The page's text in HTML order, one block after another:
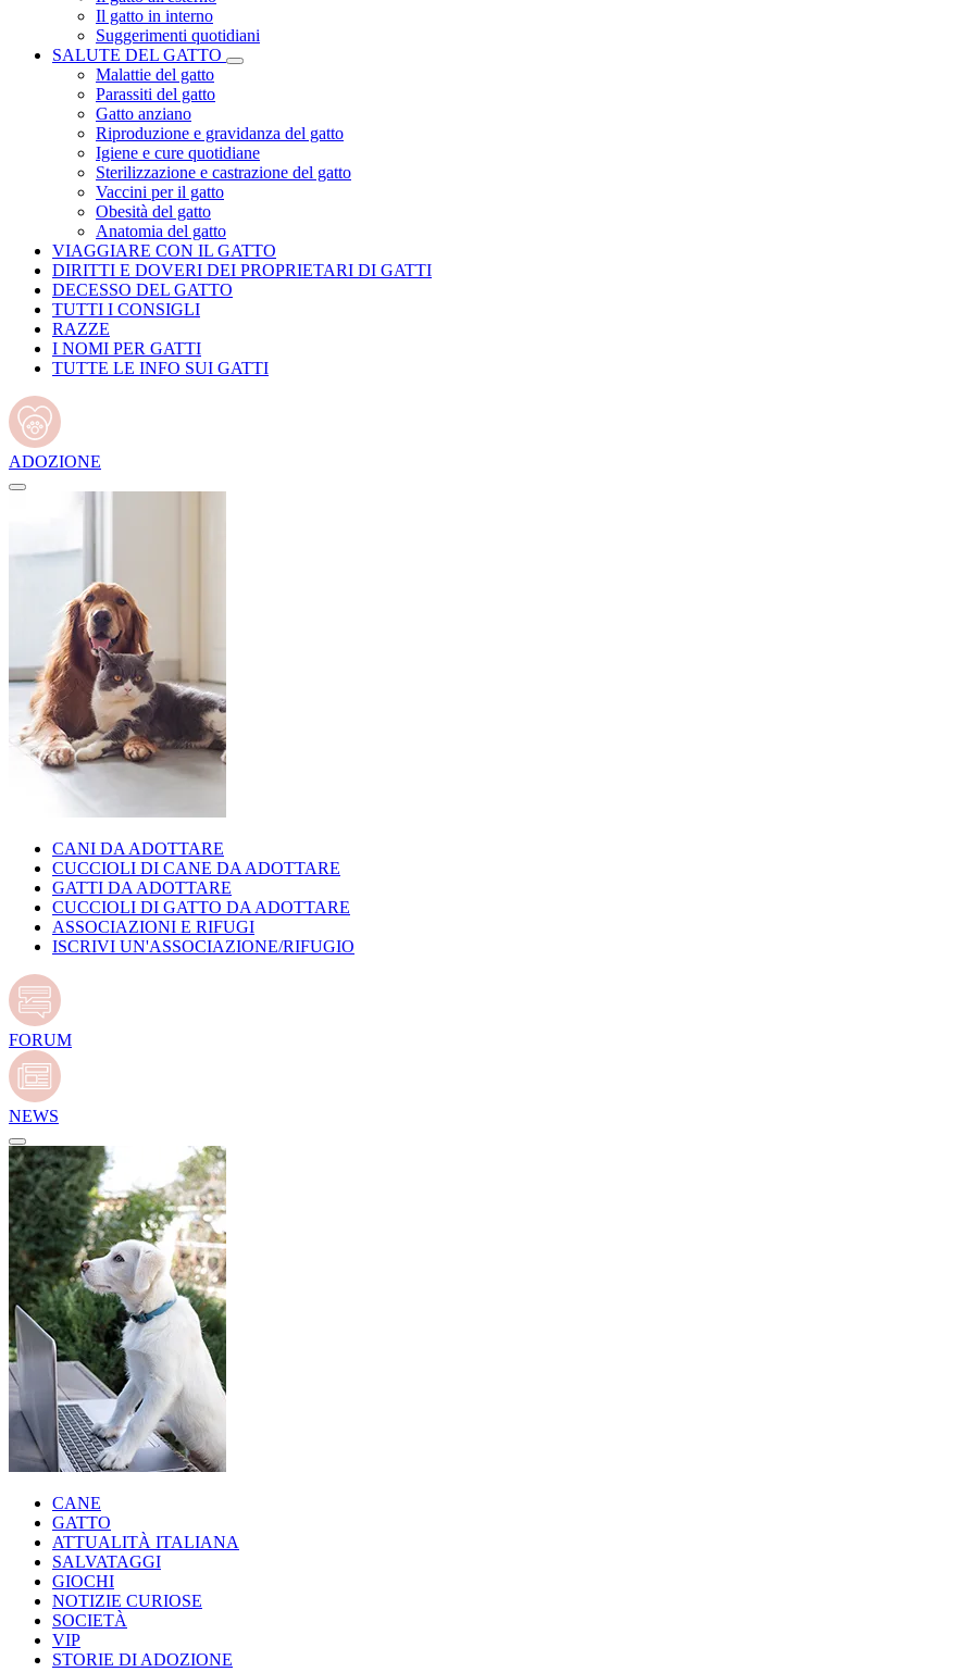
Il gatto in interno
Suggerimenti quotidiani
SALUTE DEL GATTO
Malattie del gatto
Parassiti del gatto
Gatto anziano
Riproduzione e gravidanza del gatto
Igiene e cure quotidiane
Sterilizzazione e castrazione del gatto
Vaccini per il gatto
Obesità del gatto
Anatomia del gatto
VIAGGIARE CON IL GATTO
DIRITTI E DOVERI DEI PROPRIETARI DI GATTI
DECESSO DEL GATTO
TUTTI I CONSIGLI
RAZZE
I NOMI PER GATTI
TUTTE LE INFO SUI GATTI
ADOZIONE
CANI DA ADOTTARE
CUCCIOLI DI CANE DA ADOTTARE
GATTI DA ADOTTARE
CUCCIOLI DI GATTO DA ADOTTARE
ASSOCIAZIONI E RIFUGI
ISCRIVI UN'ASSOCIAZIONE/RIFUGIO
FORUM
NEWS
CANE
GATTO
ATTUALITÀ ITALIANA
SALVATAGGI
GIOCHI
NOTIZIE CURIOSE
SOCIETÀ
VIP
STORIE DI ADOZIONE